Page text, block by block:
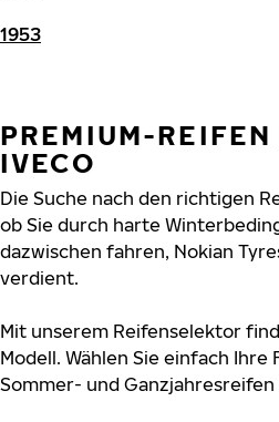
1953
PREMIUM-
IVECO
Die Suche nach den richtigen
ob Sie durch harte
dazwischen fahren, Nokian
verdient.
Mit unserem Reifenselektor
Modell. Wählen Sie einfach
Sommer- und